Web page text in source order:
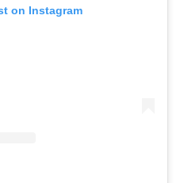
on Instagram